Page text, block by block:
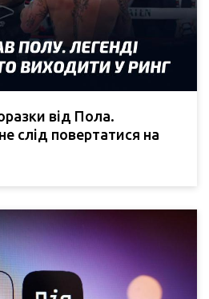
від Пола.
слід повертатися на